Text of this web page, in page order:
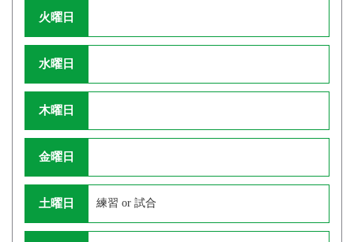
火曜日
水曜日
木曜日
金曜日
土曜日 練習 or 試合